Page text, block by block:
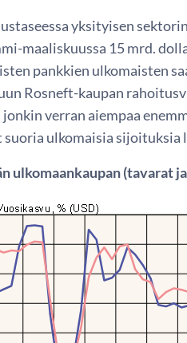
yksityisen
maaliskuussa 15 mrd.
pankkien ulkomaisten
Rosneft-kaupan
verran aiempaa
ulkomaisia sijoituksia
ulkomaankaupan (tavarat